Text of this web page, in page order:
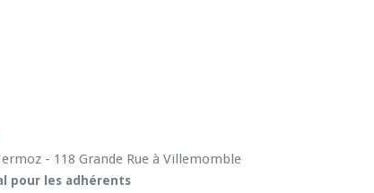
- 118 Grande Rue à Villemomble
pour les adhérents